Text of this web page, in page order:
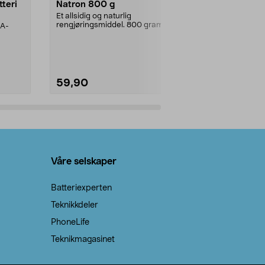
Natron 800 g
Et allsidig og naturlig
rengjøringsmiddel. 800 gram
59,90
Våre selskaper
Batteriexperten
Teknikkdeler
PhoneLife
Teknikmagasinet